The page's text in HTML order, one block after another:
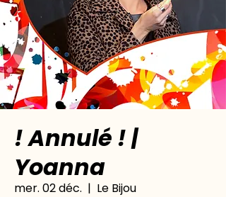
! Annulé ! |
Yoanna
mer. 02 déc.
  |
Le Bijou